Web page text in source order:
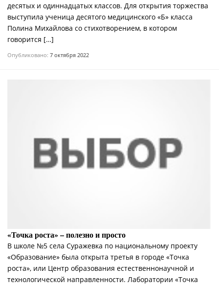
десятых и одиннадцатых классов. Для открытия торжества
выступила ученица десятого медицинского «Б» класса
Полина Михайлова со стихотворением, в котором
говорится […]
Опубликовано: 7 октября 2022
«Точка роста» – полезно и просто
В школе №5 села Суражевка по национальному проекту
«Образование» была открыта третья в городе «Точка
роста», или Центр образования естественнонаучной и
технологической направленности. Лаборатории «Точка